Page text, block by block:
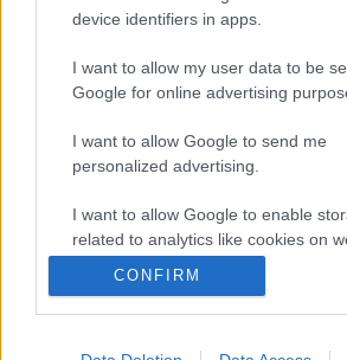
device identifiers in apps.
I want to allow my user data to be
Google for online advertising
I want to allow Google to send me
personalized advertising.
I want to allow Google to enable
related to analytics like cookies on
device identifiers in apps.
I want to allow Google to enable
CONFIRM
kedvencévé vált.
Nyitókép: a Virtuózok V4+ klasszikus
5 győztese (2021). Fotó: MTI/Virtuózok/
VIRTUÓZOK